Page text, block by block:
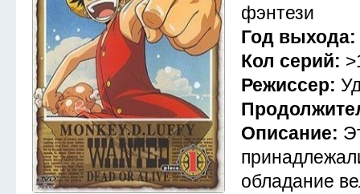
фэнтези
Год выхода:
Кол серий:
Режиссер:
Описание:
обладание